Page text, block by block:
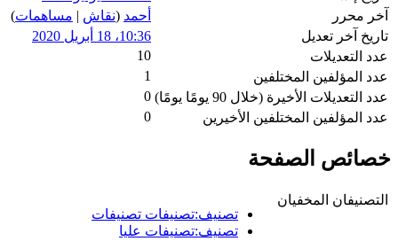
آخر محرر
أحمد (نقاش | مساهمات)
تاريخ آخر تعديل
10:36، 18 أبريل 2020
عدد التعديلات
10
عدد المؤلفين المختلفين
1
عدد التعديلات الأخيرة (خلال 90 يومًا يومًا)
0
عدد المؤلفين المختلفين الأخيرين
0
خصائص الصفحة
التصنيفان المخفيان
تصنيف:تصنيفات تصنيفات
تصنيف:تصنيفات عليا